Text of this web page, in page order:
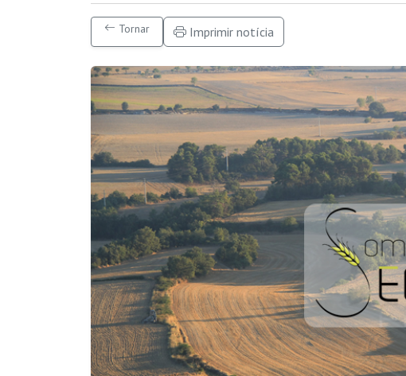
Tornar Imprimir notícia